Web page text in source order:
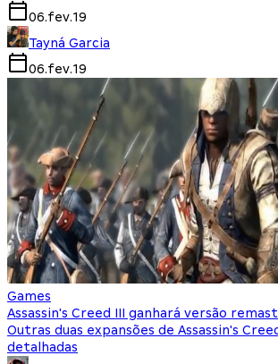
06.fev.19
Tayná Garcia
06.fev.19
Games
Assassin's Creed III ganhará versão
Outras duas expansões de Assassin's
detalhadas